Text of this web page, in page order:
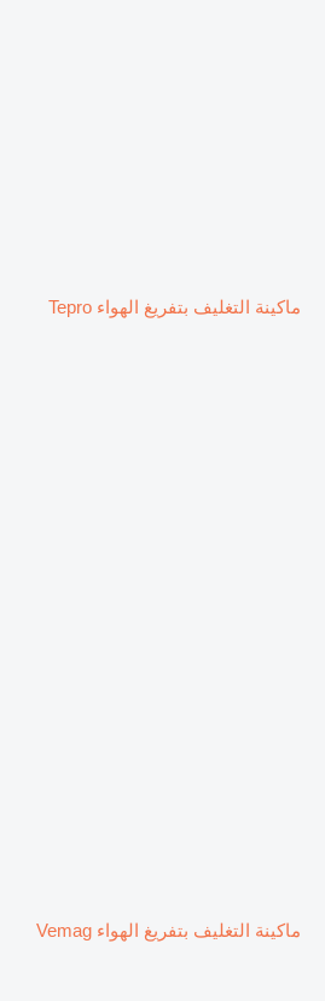
ماكينة التغليف بتفريغ الهواء Tepro
ماكينة التغليف بتفريغ الهواء Vemag